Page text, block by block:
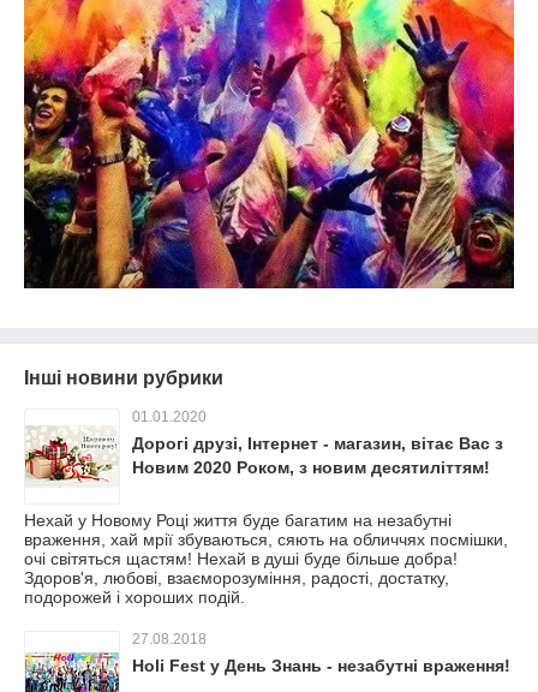
Інші новини рубрики
01.01.2020
Дорогі друзі, Інтернет - магазин, вітає Вас з
Новим 2020 Роком, з новим десятиліттям!
Нехай у Новому Році життя буде багатим на незабутні
враження, хай мрії збуваються, сяють на обличчях посмішки,
очі світяться щастям! Нехай в душі буде більше добра!
Здоров'я, любові, взаєморозуміння, радості, достатку,
подорожей і хороших подій.
27.08.2018
Holi Fest у День Знань - незабутні враження!